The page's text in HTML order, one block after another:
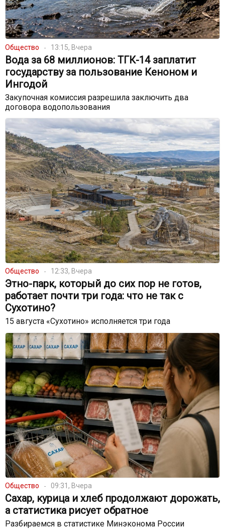
Общество 13:15, Вчера
Вода за 68 миллионов: ТГК-14 заплатит
государству за пользование Кеноном и
Ингодой
Закупочная комиссия разрешила заключить два
договора водопользования
Общество 12:33, Вчера
Этно-парк, который до сих пор не готов,
работает почти три года: что не так с
Сухотино?
15 августа «Сухотино» исполняется три года
Общество 09:31, Вчера
Сахар, курица и хлеб продолжают дорожать,
а статистика рисует обратное
Разбираемся в статистике Минэконома России